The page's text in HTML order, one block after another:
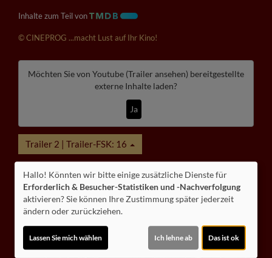
Inhalte zum Teil von
© CINEPROG ...macht Lust auf Ihr Kino!
Möchten Sie von Youtube (Trailer ansehen) bereitgestellte
externe Inhalte laden?
Ja
Trailer 2 | Trailer-FSK: 16
Hallo! Könnten wir bitte einige zusätzliche Dienste für
Erforderlich & Besucher-Statistiken und -Nachverfolgung
aktivieren? Sie können Ihre Zustimmung später jederzeit
ändern oder zurückziehen.
Lassen Sie mich wählen Ich lehne ab Das ist ok